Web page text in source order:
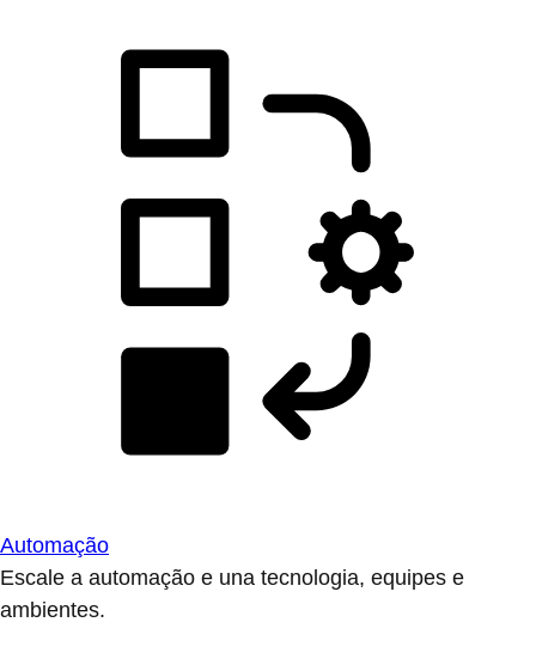
Automação
Escale a automação e una tecnologia, equipes e
ambientes.